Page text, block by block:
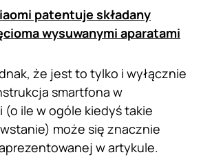
patentuje składany
wysuwanymi aparatami
że jest to tylko i wyłącznie
smartfona w
ile w ogóle kiedyś takie
może się znacznie
w artykule.